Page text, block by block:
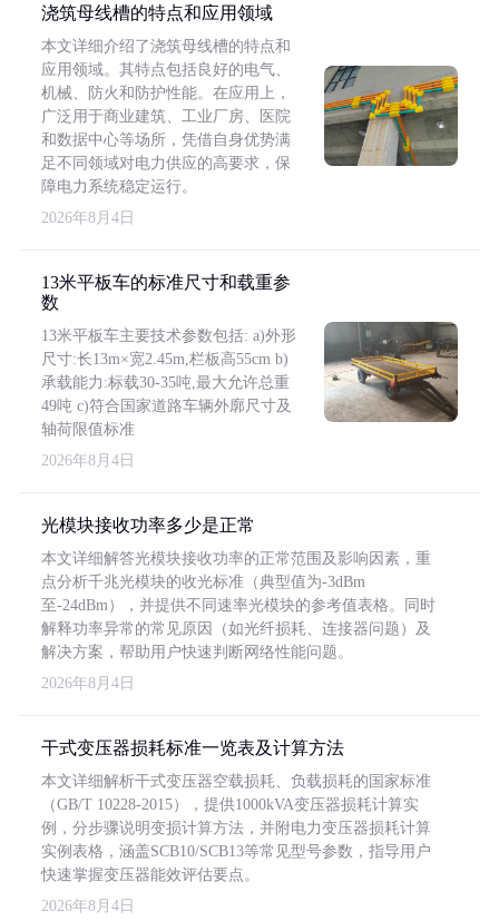
浇筑母线槽的特点和应用领域
本文详细介绍了浇筑母线槽的特点和
应用领域。其特点包括良好的电气、
机械、防火和防护性能。在应用上，
广泛用于商业建筑、工业厂房、医院
和数据中心等场所，凭借自身优势满
足不同领域对电力供应的高要求，保
障电力系统稳定运行。
2026年8月4日
13米平板车的标准尺寸和载重参
数
13米平板车主要技术参数包括: a)外形
尺寸:长13m×宽2.45m,栏板高55cm b)
承载能力:标载30-35吨,最大允许总重
49吨 c)符合国家道路车辆外廓尺寸及
轴荷限值标准
2026年8月4日
光模块接收功率多少是正常
本文详细解答光模块接收功率的正常范围及影响因素，重
点分析千兆光模块的收光标准（典型值为-3dBm
至-24dBm），并提供不同速率光模块的参考值表格。同时
解释功率异常的常见原因（如光纤损耗、连接器问题）及
解决方案，帮助用户快速判断网络性能问题。
2026年8月4日
干式变压器损耗标准一览表及计算方法
本文详细解析干式变压器空载损耗、负载损耗的国家标准
（GB/T 10228-2015），提供1000kVA变压器损耗计算实
例，分步骤说明变损计算方法，并附电力变压器损耗计算
实例表格，涵盖SCB10/SCB13等常见型号参数，指导用户
快速掌握变压器能效评估要点。
2026年8月4日